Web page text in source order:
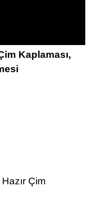
Kaplaması,
Çim